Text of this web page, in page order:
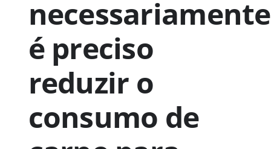
Contato
necessariamente
é preciso
reduzir o
consumo de